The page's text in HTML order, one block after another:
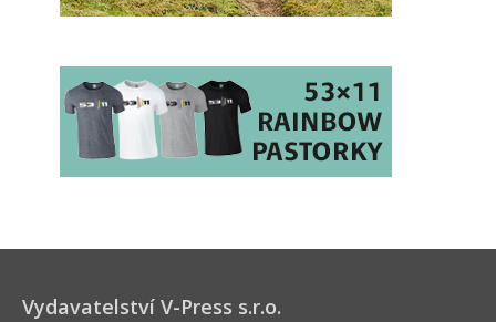
Vydavatelství V-Press s.r.o.